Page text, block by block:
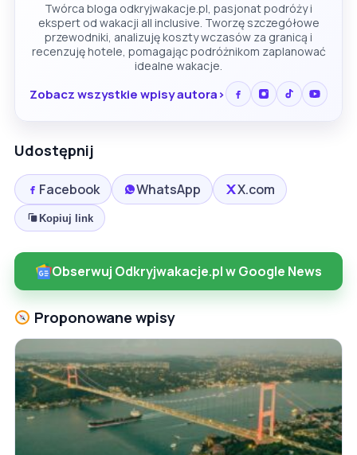
Twórca bloga odkryjwakacje.pl, pasjonat podróży i
ekspert od wakacji all inclusive. Tworzę szczegółowe
przewodniki, analizuję koszty wczasów za granicą i
recenzuję hotele, pomagając podróżnikom zaplanować
idealne wakacje.
Zobacz wszystkie wpisy autora
Udostępnij
Facebook WhatsApp X.com
Kopiuj link
Obserwuj Odkryjwakacje.pl w Google News
Proponowane wpisy